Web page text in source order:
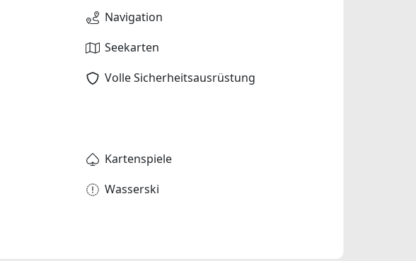
Navigation
Seekarten
Volle Sicherheitsausrüstung
Kartenspiele
Wasserski